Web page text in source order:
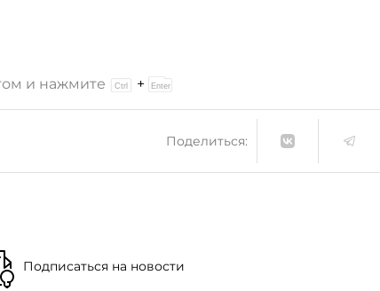
и нажмите +
Поделиться:
Подписаться на новости